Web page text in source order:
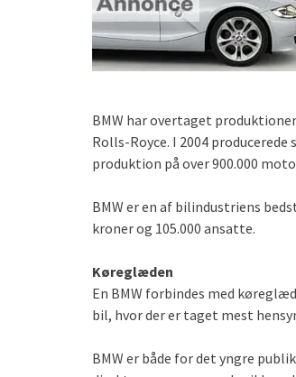
BMW har overtaget
Rolls-Royce. I 2004
produktion på over 900.000
BMW er en af bilindustriens
kroner og 105.000 ansatte.
Køreglæden
En BMW forbindes med
bil, hvor der er taget mest
BMW er både for det yngre